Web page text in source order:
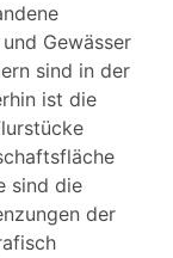
Gewässer
sind in der
ist die
sind die
der